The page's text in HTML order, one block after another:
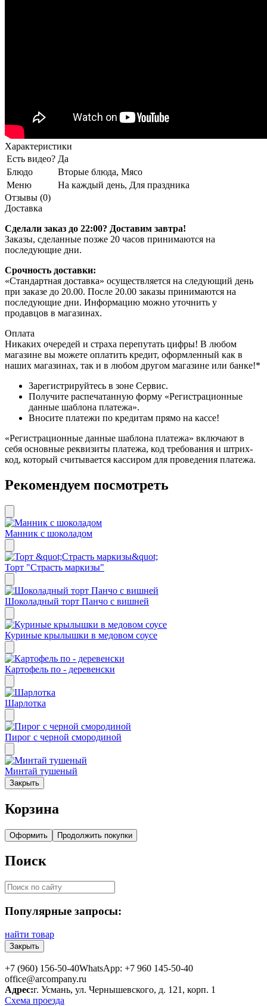
Характеристики
Есть видео? Да
Блюдо
Вторые блюда, Мясо
Меню
На каждый день, Для праздника
Отзывы (0)
Доставка
Сделали заказ до 22:00? Доставим завтра!
Заказы, сделанные позже 20 часов принимаются на
последующие дни.
Срочность доставки:
«Стандартная доставка» осуществляется на следующий день
при заказе до 20.00. После 20.00 заказы принимаются на
последующие дни. Информацию можно уточнить у
продавцов в магазинах.
Оплата
Никаких очередей и страха перепутать цифры! В любом
магазине вы можете оплатить кредит, оформленный как в
наших магазинах, так и в любом другом магазине или банке!*
Зарегистрируйтесь в зоне Сервис.
Получите распечатанную форму «Регистрационные
данные шаблона платежа».
Вносите платежи по кредитам прямо на кассе!
«Регистрационные данные шаблона платежа» включают в
себя основные реквизиты платежа, код требования и штрих-
код, который считывается кассиром для проведения платежа.
Рекомендуем посмотреть
Манник с шоколадом
Торт "Страсть маркизы"
Шоколадный торт Панчо с вишней
Куриные крылышки в медовом соусе
Картофель по - деревенски
Шарлотка
Пирог с черной смородиной
Минтай тушеный
Закрыть
Корзина
Оформить Продолжить покупки
Поиск
Популярные запросы:
найти товар
Закрыть
+7 (960) 156-50-40WhatsApp: +7 960 145-50-40
office@arcompany.ru
Адрес:г. Усмань, ул. Чернышевского, д. 121, корп. 1
Схема проезда